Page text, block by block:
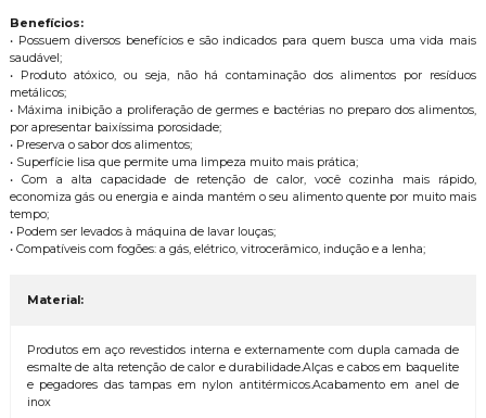
Benefícios:
• Possuem diversos benefícios e são indicados para quem busca uma vida mais
saudável;
• Produto atóxico, ou seja, não há contaminação dos alimentos por resíduos
metálicos;
• Máxima inibição a proliferação de germes e bactérias no preparo dos alimentos,
por apresentar baixíssima porosidade;
• Preserva o sabor dos alimentos;
• Superfície lisa que permite uma limpeza muito mais prática;
• Com a alta capacidade de retenção de calor, você cozinha mais rápido,
economiza gás ou energia e ainda mantém o seu alimento quente por muito mais
tempo;
• Podem ser levados à máquina de lavar louças;
• Compatíveis com fogões: a gás, elétrico, vitrocerâmico, indução e a lenha;
Material:
Produtos em aço revestidos interna e externamente com dupla camada de
esmalte de alta retenção de calor e durabilidade.Alças e cabos em baquelite
e pegadores das tampas em nylon antitérmicos.Acabamento em anel de
inox